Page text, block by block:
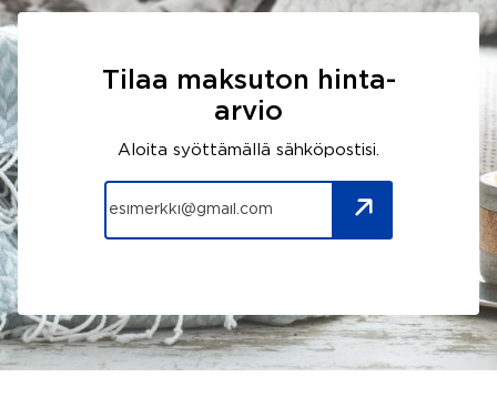
Tilaa maksuton hinta-
arvio
Aloita syöttämällä sähköpostisi.